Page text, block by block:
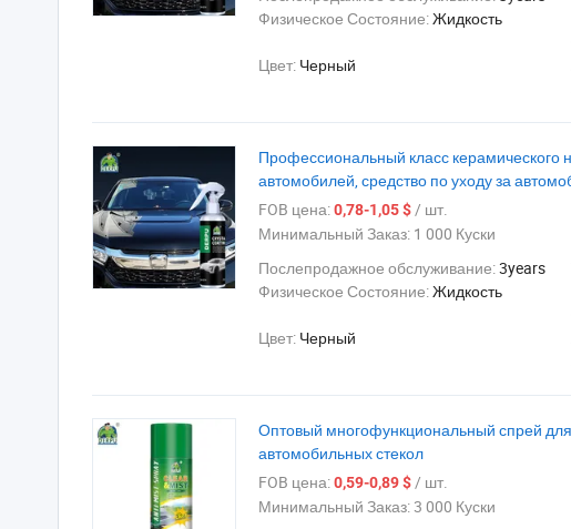
Физическое Состояние:Жидкость
Цвет: Черный
Профессиональный класс керамического
автомобилей, средство по уходу за
FOB цена:0,78-1,05 $/ шт.
Минимальный Заказ: 1 000 Куски
Послепродажное обслуживание:3years
Физическое Состояние:Жидкость
Цвет: Черный
Оптовый многофункциональный спрей для
автомобильных стекол
FOB цена:0,59-0,89 $/ шт.
Минимальный Заказ:3 000 Куски